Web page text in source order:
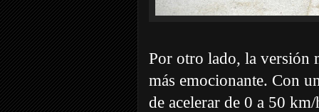
Por otro lado, la versión
más emocionante. Con
de acelerar de 0 a 50